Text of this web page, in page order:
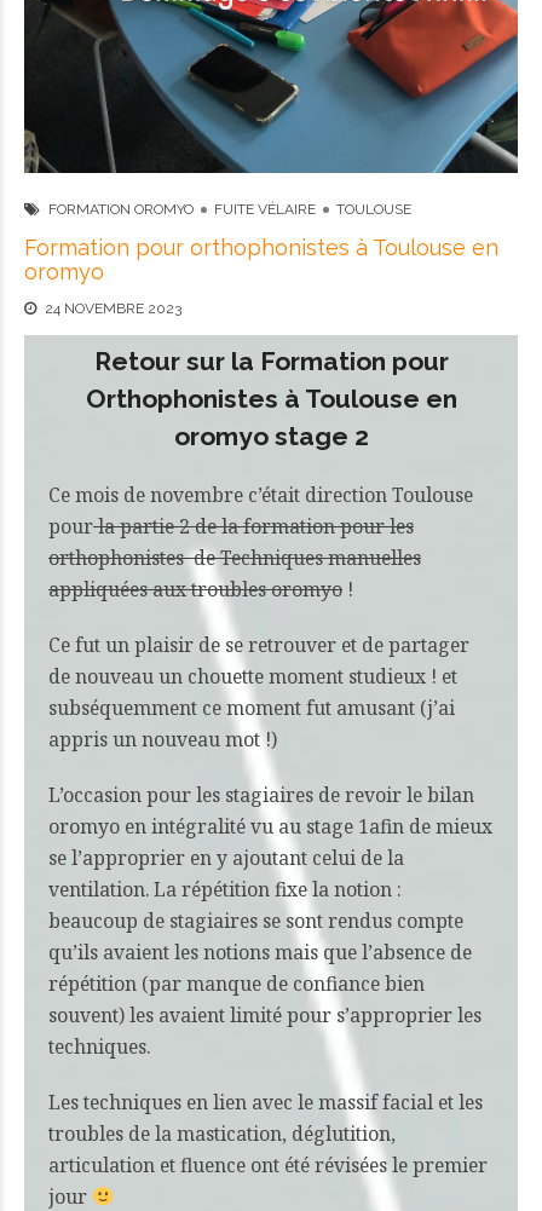
FORMATION OROMYO FUITE VÉLAIRE TOULOUSE
Formation pour orthophonistes à Toulouse en
oromyo
24 NOVEMBRE 2023
Retour sur la Formation pour
Orthophonistes à Toulouse en
oromyo stage 2
Ce mois de novembre c’était direction Toulouse
pourla partie 2 de la formation pour les
orthophonistes de Techniques manuelles
appliquées aux troubles oromyo !
Ce fut un plaisir de se retrouver et de partager
de nouveau un chouette moment studieux ! et
subséquemment ce moment fut amusant (j’ai
appris un nouveau mot !)
L’occasion pour les stagiaires de revoir le bilan
oromyo en intégralité vu au stage 1afin de mieux
se l’approprier en y ajoutant celui de la
ventilation. La répétition fixe la notion :
beaucoup de stagiaires se sont rendus compte
qu’ils avaient les notions mais que l’absence de
répétition (par manque de confiance bien
souvent) les avaient limité pour s’approprier les
techniques.
Les techniques en lien avec le massif facial et les
troubles de la mastication, déglutition,
articulation et fluence ont été révisées le premier
jour